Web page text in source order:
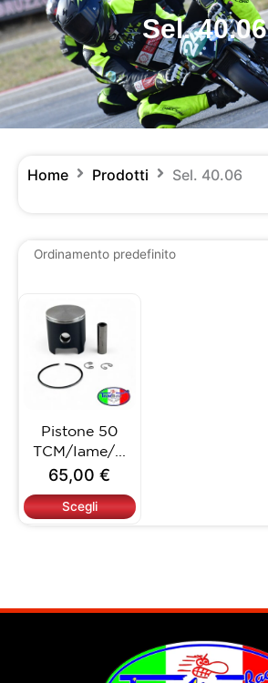
Sel. 40.06
Home Prodotti Sel. 40.06
Pistone 50
TCM/Iame/...
65,00€
Scegli
Questo
prodotto
ha
più
varianti.
opzioni
possono
scelte
nella
pagina